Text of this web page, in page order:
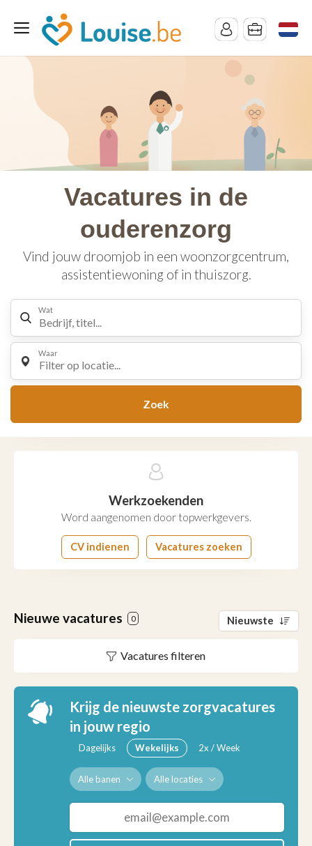
Vacatures in de
ouderenzorg
Vind jouw droomjob in een woonzorgcentrum,
assistentiewoning of in thuiszorg.
Wat
Waar
Filter op locatie...
Zoek
Werkzoekenden
Word aangenomen door topwerkgevers.
CV indienen Vacatures zoeken
Nieuwe vacatures 0 Nieuwste
Vacatures filteren
Krijg de nieuwste zorgvacatures
in jouw regio
Dagelijks Wekelijks 2x / Week
Alle banen Alle locaties